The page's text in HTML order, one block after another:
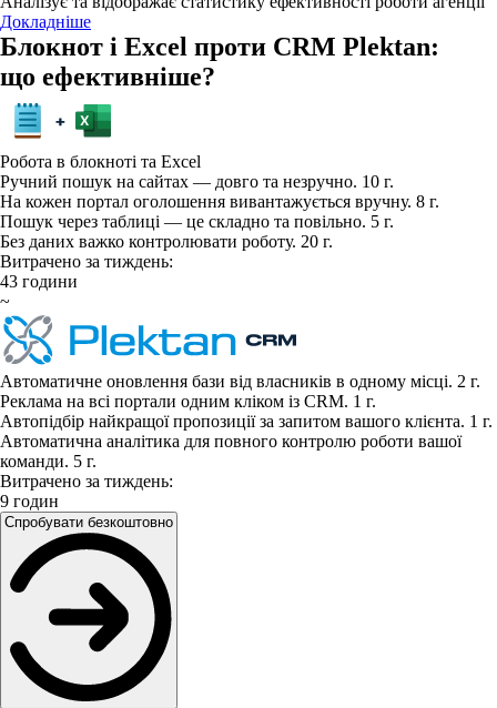
Докладніше
Блокнот і Excel проти CRM Plektan:
що ефективніше?
Робота в блокноті та Excel
Ручний пошук на сайтах — довго та незручно. 10 г.
На кожен портал оголошення вивантажується вручну. 8 г.
Пошук через таблиці — це складно та повільно. 5 г.
Без даних важко контролювати роботу. 20 г.
Витрачено за тиждень:
43 години
~
Автоматичне оновлення бази від власників в одному місці. 2 г.
Реклама на всі портали одним кліком із CRM. 1 г.
Автопідбір найкращої пропозиції за запитом вашого клієнта. 1 г.
Автоматична аналітика для повного контролю роботи вашої
команди. 5 г.
Витрачено за тиждень:
9 годин